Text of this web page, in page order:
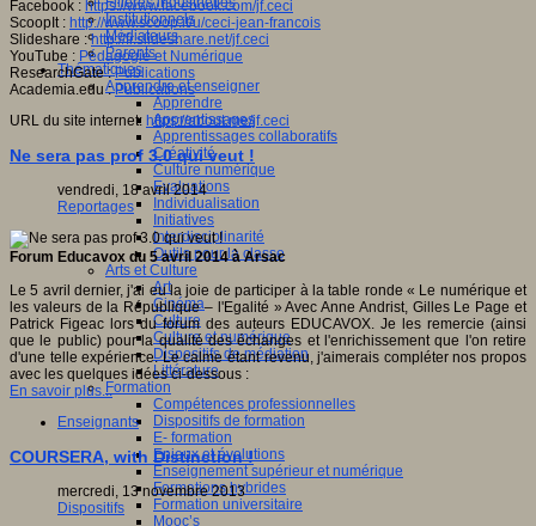
Institutionnels
Médiateurs
Parents
Thématiques
Apprendre et enseigner
Apprendre
Apprentissages
Apprentissages collaboratifs
Créativité
Culture numérique
Evaluations
Individualisation
Initiatives
Interdisciplinarité
Outils pour la classe
Arts et Culture
Art
Cinéma
Culture
Culture et numérique
Dispositifs de médiation
Littérature
Formation
Compétences professionnelles
Dispositifs de formation
E- formation
Enjeux et évolutions
Enseignement supérieur et numérique
Formations hybrides
Formation universitaire
Mooc’s
Facebook : https://www.facebook.com/jf.ceci
ScoopIt : http://www.scoop.it/u/ceci-jean-francois
Slideshare :http://fr.slideshare.net/jf.ceci
YouTube : Pédagogie et Numérique
ResearchGate :Publications
Academia.edu :Publications
URL du site internet: https://about.me/jf.ceci
Ne sera pas prof 3.0 qui veut !
vendredi, 18 avril 2014
Reportages
Forum Educavox du 5 avril 2014 à Arsac
Le 5 avril dernier, j'ai eu la joie de participer à la table ronde « Le numérique et
les valeurs de la République – l'Egalité » Avec Anne Andrist, Gilles Le Page et
Patrick Figeac lors du forum des auteurs EDUCAVOX. Je les remercie (ainsi
que le public) pour la qualité des échanges et l'enrichissement que l'on retire
d'une telle expérience. Le calme étant revenu, j'aimerais compléter nos propos
avec les quelques idées ci-dessous :
En savoir plus...
Enseignants
COURSERA, with Distinction !
mercredi, 13 novembre 2013
Dispositifs